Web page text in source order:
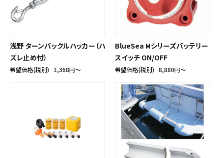
浅野 ターンバックルハッカー（ハ
ズレ止め付）
希望価格(税別) 1,368円〜
BlueSea Mシリーズバッテリー
スイッチ ON/OFF
希望価格(税別) 8,880円〜